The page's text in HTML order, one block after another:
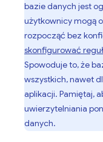
bazie danych jest
użytkownicy mogą
rozpocząć bez
skonfigurować
Spowoduje to, że
wszystkich, nawet
aplikacji. Pamiętaj,
uwierzytelniania
danych.